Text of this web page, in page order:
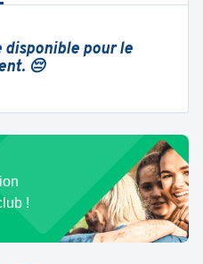
pour le
😔
!